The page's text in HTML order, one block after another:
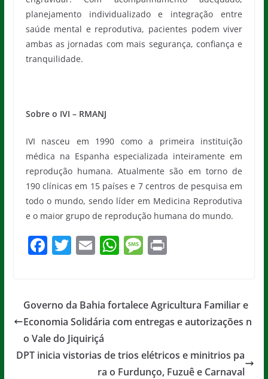
planejamento individualizado e integração entre
saúde mental e reprodutiva, pacientes podem viver
ambas as jornadas com mais segurança, confiança e
tranquilidade.
Sobre o IVI – RMANJ
IVI nasceu em 1990 como a primeira instituição
médica na Espanha especializada inteiramente em
reprodução humana. Atualmente são em torno de
190 clínicas em 15 países e 7 centros de pesquisa em
todo o mundo, sendo líder em Medicina Reprodutiva
e o maior grupo de reprodução humana do mundo.
F
e
b
o
o
T
er
E
l
W
s
A
p
M
a
g
Pr
Governo da Bahia fortalece Agricultura Familiar e
Economia Solidária com entregas e autorizações n
o Vale do Jiquiriçá
DPT inicia vistorias de trios elétricos e minitrios pa
ra o Furdunço, Fuzuê e Carnaval